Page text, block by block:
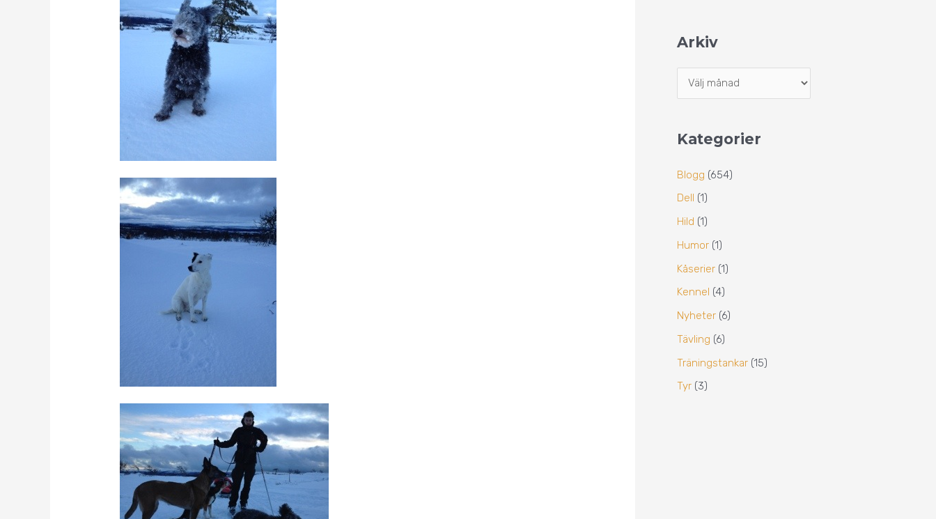
Arkiv
Kategorier
Blogg (654)
Dell (1)
Hild (1)
Humor (1)
Kåserier (1)
Kennel (4)
Nyheter (6)
Tävling (6)
Träningstankar (15)
Tyr (3)